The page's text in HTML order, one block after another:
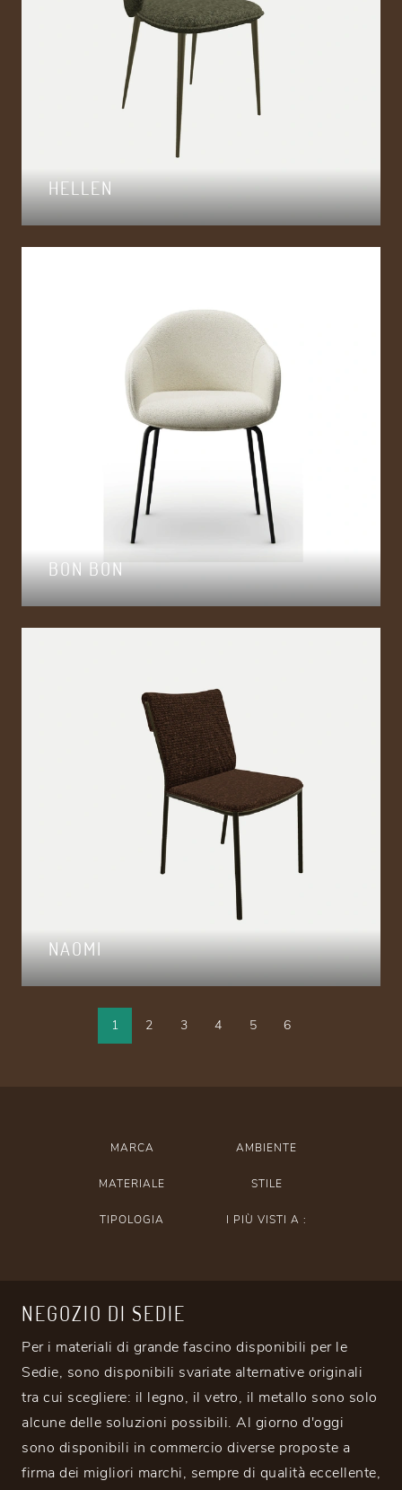
HELLEN
BON BON
NAOMI
1 2 3 4 5 6
MARCA AMBIENTE
MATERIALE STILE
TIPOLOGIA I PIÙ VISTI A :
NEGOZIO DI SEDIE
Per i materiali di grande fascino disponibili per le
Sedie, sono disponibili svariate alternative originali
tra cui scegliere: il legno, il vetro, il metallo sono solo
alcune delle soluzioni possibili. Al giorno d'oggi
sono disponibili in commercio diverse proposte a
firma dei migliori marchi, sempre di qualità eccellente,